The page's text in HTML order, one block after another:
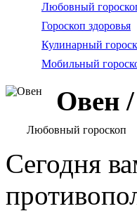
Любовный
Гороскоп здоровья
Кулинарный
Мобильный
Овен
Любовный гороскоп
Сегодня